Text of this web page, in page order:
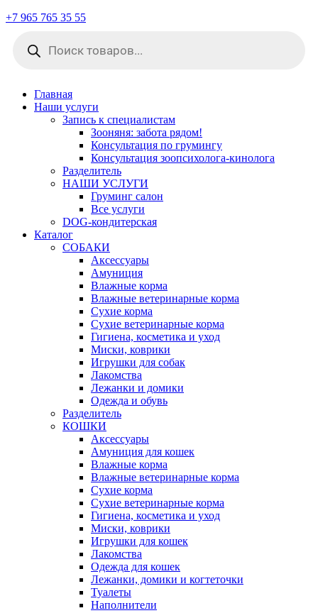
+7 965 765 35 55
товаров
Главная
Наши услуги
Запись к специалистам
Зооняня: забота рядом!
Консультация по грумингу
Консультация зоопсихолога-кинолога
Pазделитель
НАШИ УСЛУГИ
Груминг салон
Все услуги
DOG-кондитерская
Каталог
СОБАКИ
Аксессуары
Амуниция
Влажные корма
Влажные ветеринарные корма
Сухие корма
Сухие ветеринарные корма
Гигиена, косметика и уход
Миски, коврики
Игрушки для собак
Лакомства
Лежанки и домики
Одежда и обувь
Разделитель
КОШКИ
Аксессуары
Амуниция для кошек
Влажные корма
Влажные ветеринарные корма
Сухие корма
Сухие ветеринарные корма
Гигиена, косметика и уход
Миски, коврики
Игрушки для кошек
Лакомства
Одежда для кошек
Лежанки, домики и когтеточки
Туалеты
Наполнители